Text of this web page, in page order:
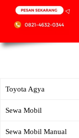
Toyota Agya
Sewa Mobil
Sewa Mobil Manual